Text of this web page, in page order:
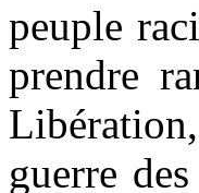
peuple
prendre
guerre